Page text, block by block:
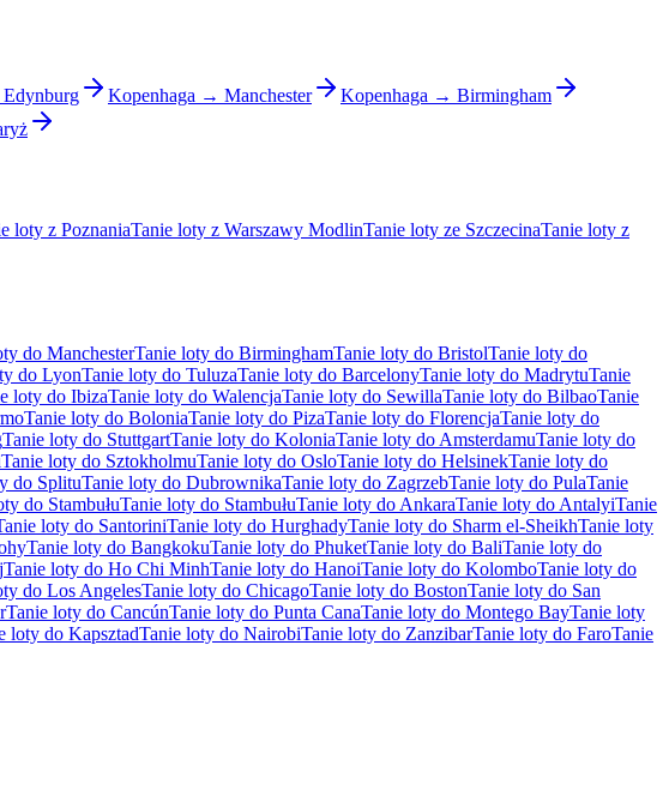
Kopenhaga → Manchester
Kopenhaga → Birmingham
loty z PoznaniaTanie loty z Warszawy ModlinTanie loty ze SzczecinaTanie loty z
do ManchesterTanie loty do BirminghamTanie loty do BristolTanie loty do
do LyonTanie loty do TuluzaTanie loty do BarcelonyTanie loty do MadrytuTanie
loty do IbizaTanie loty do WalencjaTanie loty do SewillaTanie loty do BilbaoTanie
Tanie loty do BoloniaTanie loty do PizaTanie loty do FlorencjaTanie loty do
Tanie loty do StuttgartTanie loty do KoloniaTanie loty do AmsterdamuTanie loty do
Tanie loty do SztokholmuTanie loty do OsloTanie loty do HelsinekTanie loty do
do SplituTanie loty do DubrownikaTanie loty do ZagrzebTanie loty do PulaTanie
do StambułuTanie loty do StambułuTanie loty do AnkaraTanie loty do AntalyiTanie
loty do SantoriniTanie loty do HurghadyTanie loty do Sharm el-SheikhTanie loty
Tanie loty do BangkokuTanie loty do PhuketTanie loty do BaliTanie loty do
Tanie loty do Ho Chi MinhTanie loty do HanoiTanie loty do KolomboTanie loty do
do Los AngelesTanie loty do ChicagoTanie loty do BostonTanie loty do San
Tanie loty do CancúnTanie loty do Punta CanaTanie loty do Montego BayTanie loty
loty do KapsztadTanie loty do NairobiTanie loty do ZanzibarTanie loty do FaroTanie